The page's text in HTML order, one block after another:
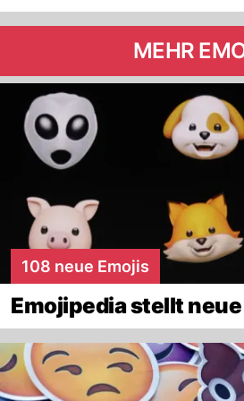
MEHR
108 neue Emojis
Emojipedia stellt